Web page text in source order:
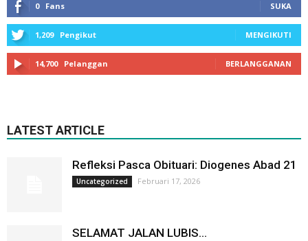
0 Fans SUKA
1,209 Pengikut MENGIKUTI
14,700 Pelanggan BERLANGGANAN
LATEST ARTICLE
Refleksi Pasca Obituari: Diogenes Abad 21
Uncategorized Februari 17, 2026
SELAMAT JALAN LUBIS…